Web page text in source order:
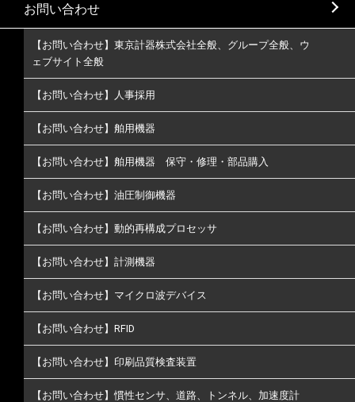
お問い合わせ
【お問い合わせ】東京計器株式会社全般、グループ全般、ウ
ェブサイト全般
【お問い合わせ】人事採用
【お問い合わせ】舶用機器
【お問い合わせ】舶用機器 保守・修理・部品購入
【お問い合わせ】油圧制御機器
【お問い合わせ】動的再構成プロセッサ
【お問い合わせ】計測機器
【お問い合わせ】マイクロ波デバイス
【お問い合わせ】RFID
【お問い合わせ】印刷品質検査装置
【お問い合わせ】慣性センサ、道路、トンネル、加速度計